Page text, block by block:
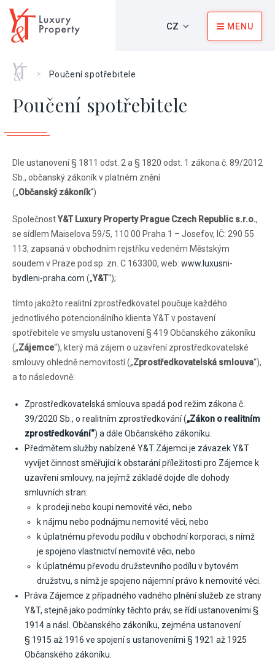
CZ MENU
Home
> Poučení spotřebitele
Poučení spotřebitele
Dle ustanovení § 1811 odst. 2 a § 1820 odst. 1 zákona č. 89/2012
Sb., občanský zákoník v platném znění
(„Občanský zákoník“)
SpolečnostY&T Luxury Property Prague Czech Republic s.r.o.,
se sídlem Maiselova 59/5, 110 00 Praha 1 – Josefov, IČ: 290 55
113, zapsaná v obchodním rejstříku vedeném Městským
soudem v Praze pod sp. zn. C 163300, web: www.luxusni-
bydleni-praha.com („Y&T“);
tímto jakožto realitní zprostředkovatel poučuje každého
jednotlivého potencionálního klienta Y&T v postavení
spotřebitele ve smyslu ustanovení § 419 Občanského zákoníku
(„Zájemce“), který má zájem o uzavření zprostředkovatelské
smlouvy ohledně nemovitostí („Zprostředkovatelská smlouva“),
a to následovně:
Zprostředkovatelská smlouva spadá pod režim zákona č.
39/2020 Sb., o realitním zprostředkování („Zákon o realitním
zprostředkování“) a dále Občanského zákoníku.
Předmětem služby nabízené Y&T Zájemci je závazek Y&T
vyvíjet činnost směřující k obstarání příležitosti pro Zájemce k
uzavření smlouvy, na jejímž základě dojde dle dohody
smluvních stran:
k prodeji nebo koupi nemovité věci, nebo
k nájmu nebo podnájmu nemovité věci, nebo
k úplatnému převodu podílu v obchodní korporaci, s nímž
je spojeno vlastnictví nemovité věci, nebo
k úplatnému převodu družstevního podílu v bytovém
družstvu, s nímž je spojeno nájemní právo k nemovité věci.
Práva Zájemce z případného vadného plnění služeb ze strany
Y&T, stejně jako podmínky těchto práv, se řídí ustanoveními §
1914 a násl. Občanského zákoníku, zejména ustanovení
§ 1915 až 1916 ve spojení s ustanoveními § 1921 až 1925
Občanského zákoníku.